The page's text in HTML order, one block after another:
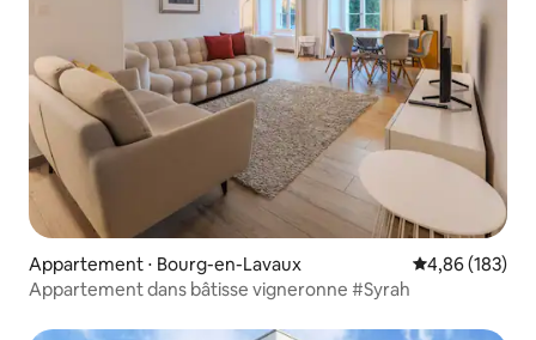
Appartement ⋅ Bourg-en-Lavaux Évaluation
4,86 (183)
Appartement dans bâtisse vigneronne #Syrah